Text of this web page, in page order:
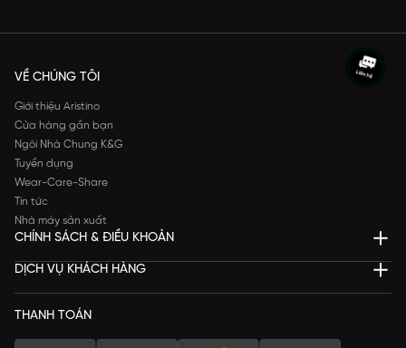
VỀ CHÚNG TÔI
Giới thiệu Aristino
Cửa hàng gần bạn
Ngôi Nhà Chung K&G
Tuyển dụng
Wear-Care-Share
Tin tức
Nhà máy sản xuất
CHÍNH SÁCH & ĐIỀU KHOẢN
DỊCH VỤ KHÁCH HÀNG
THANH TOÁN